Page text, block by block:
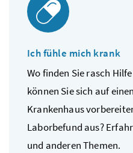
Ich fühle mich krank
Wo finden Sie rasch
können Sie sich auf
Krankenhaus
Laborbefund aus?
und anderen Themen.